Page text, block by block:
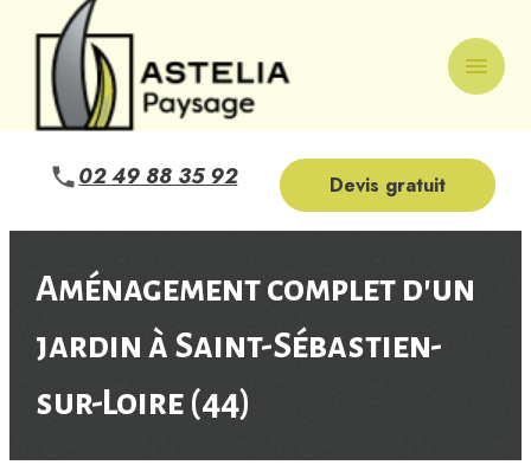
menu
02 49 88 35 92 Devis gratuit
Aménagement complet d'un
jardin à Saint-Sébastien-
sur-Loire (44)
Panneau de gestion des cookies